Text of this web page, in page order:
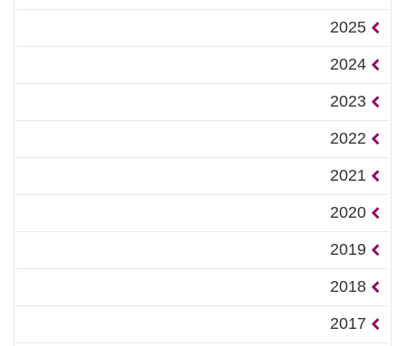
2025
2024
2023
2022
2021
2020
2019
2018
2017